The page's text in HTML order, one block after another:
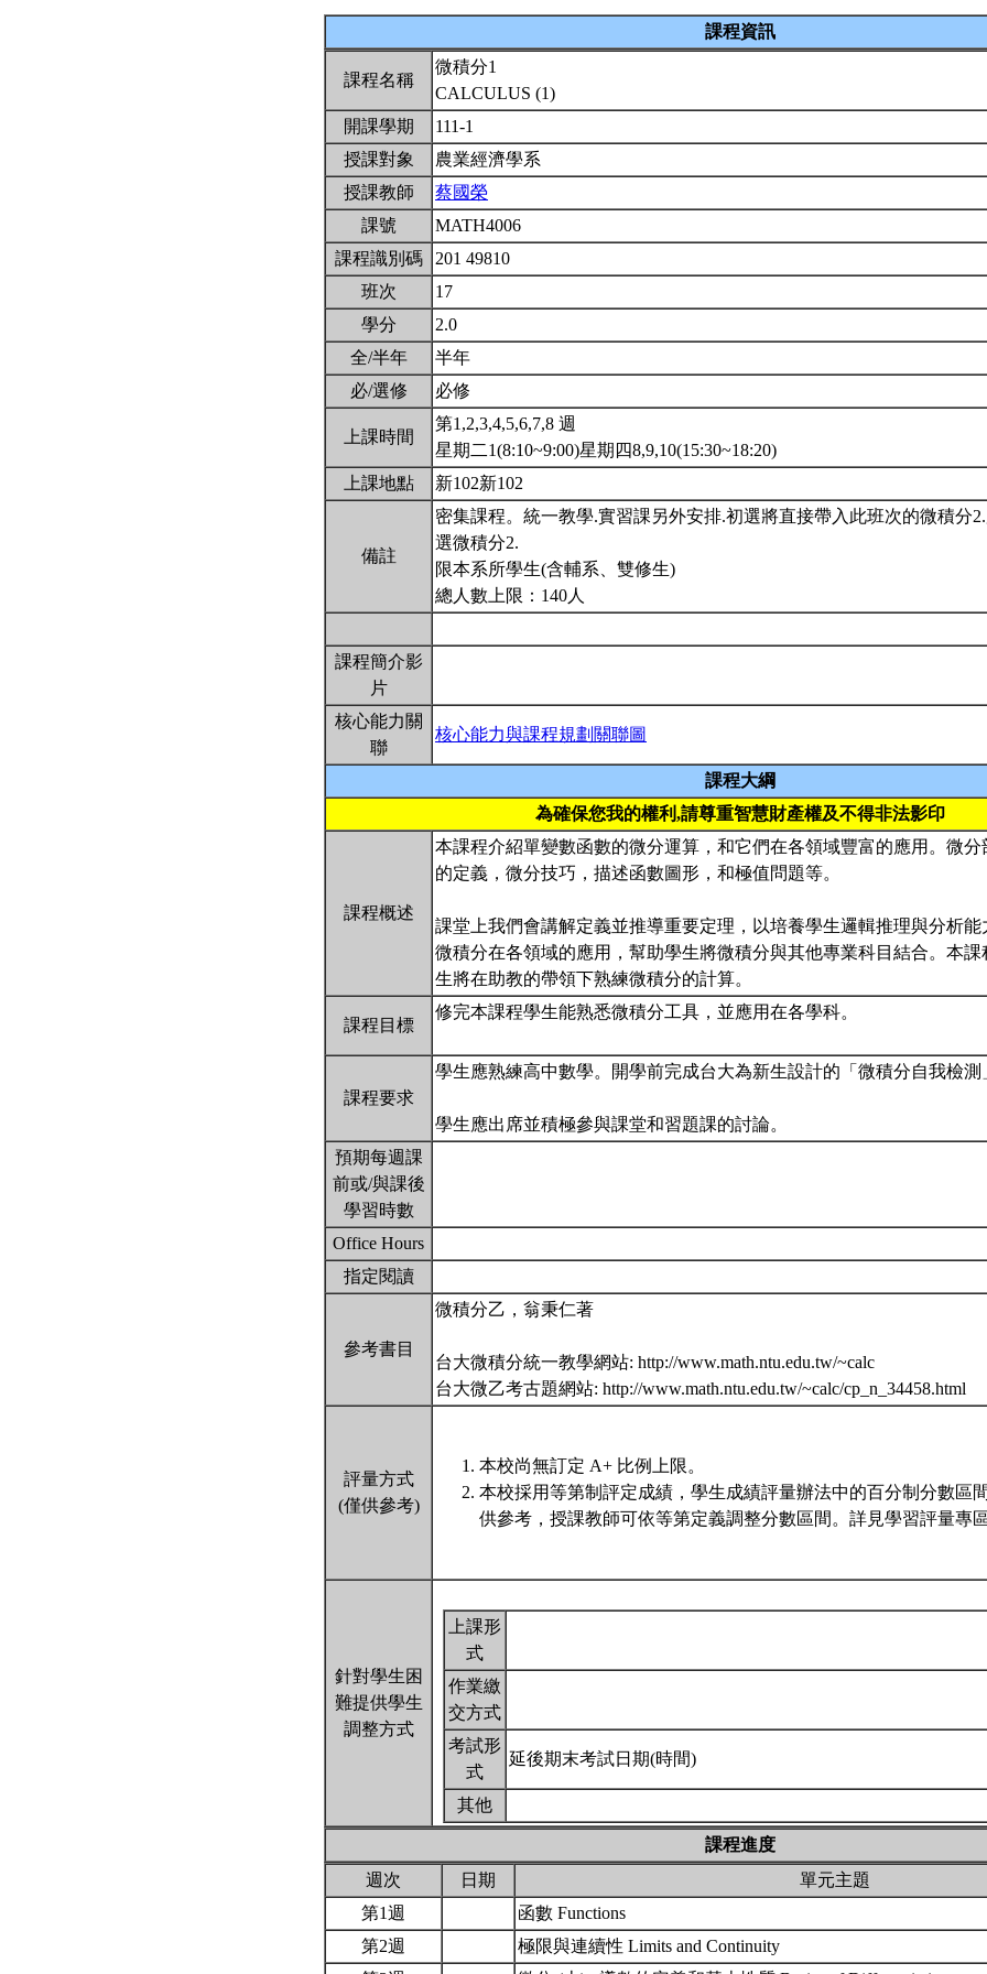
課程資訊
課程名稱
微積分1
CALCULUS (1)
開課學期
111-1
授課對象
農業經濟學系
授課教師
蔡國榮
課號
MATH4006
課程識別碼
201 49810
班次
17
學分
2.0
全/半年
半年
必/選修
必修
上課時間
第1,2,3,4,5,6,7,8 週
星期二1(8:10~9:00)星期四8,9,10(15:30~18:20)
上課地點
新102新102
備註
密集課程。統一教學.實習課另外安排.初選將直接帶入此班次的微積分
選微積分2.
限本系所學生(含輔系、雙修生)
總人數上限：140人
課程簡介影
片
核心能力關
聯
核心能力與課程規劃關聯圖
課程大綱
為確保您我的權利,請尊重智慧財產權及不得非法影印
課程概述
本課程介紹單變數函數的微分運算，和它們在各領域豐富的應用。微
的定義，微分技巧，描述函數圖形，和極值問題等。
課堂上我們會講解定義並推導重要定理，以培養學生邏輯推理與分析
微積分在各領域的應用，幫助學生將微積分與其他專業科目結合。本
生將在助教的帶領下熟練微積分的計算。
課程目標
修完本課程學生能熟悉微積分工具，並應用在各學科。
課程要求
學生應熟練高中數學。開學前完成台大為新生設計的「微積分自我檢測
學生應出席並積極參與課堂和習題課的討論。
預期每週課
前或/與課後
學習時數
Office Hours
指定閱讀
參考書目
微積分乙，翁秉仁著
台大微積分統一教學網站: http://www.math.ntu.edu.tw/~calc
台大微乙考古題網站: http://www.math.ntu.edu.tw/~calc/cp_n_34458.html
評量方式
(僅供參考)
本校尚無訂定 A+ 比例上限。
本校採用等第制評定成績，學生成績評量辦法中的百分制分數區
供參考，授課教師可依等第定義調整分數區間。詳見學習評量專
針對學生困
難提供學生
調整方式
上課形
式
作業繳
交方式
考試形
式
延後期末考試日期(時間)
其他
課程進度
週次
日期
單元主題
第1週
函數 Functions
第2週
極限與連續性 Limits and Continuity